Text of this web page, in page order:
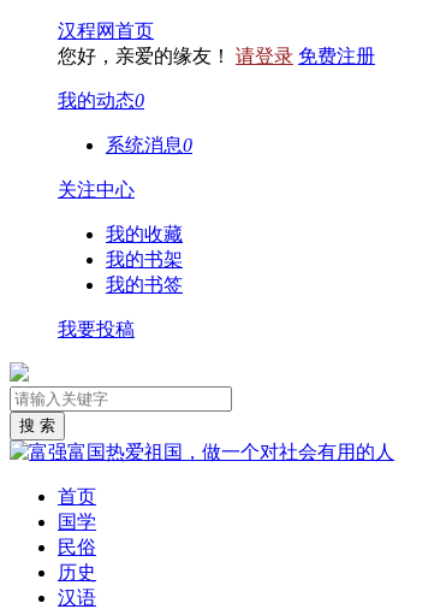
汉程网首页
您好，亲爱的缘友！ 请登录 免费注册
我的动态0
系统消息0
关注中心
我的收藏
我的书架
我的书签
我要投稿
首页
国学
民俗
历史
汉语